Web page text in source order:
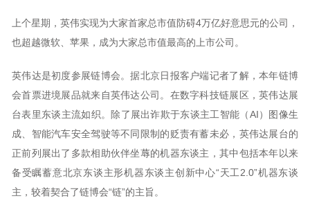
上个星期，英伟实现为大家首家总市值防碍4万亿好意思元的公司，
也超越微软、苹果，成为大家总市值最高的上市公司。
英伟达是初度参展链博会。据北京日报客户端记者了解，本年链博
会首票进境展品就来自英伟达公司。在数字科技链展区，英伟达展
台表里东谈主流如织。除了展出诈欺于东谈主工智能（AI）图像生
成、智能汽车安全驾驶等不同限制的贬责有蓄未必，英伟达展台的
正前列展出了多款相助伙伴坐蓐的机器东谈主，其中包括本年以来
备受瞩蓄意北京东谈主形机器东谈主创新中心“天工2.0”机器东谈
主，较着契合了链博会“链”的主旨。